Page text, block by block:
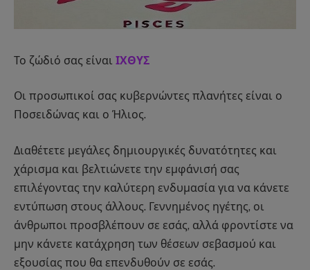
Το ζώδιό σας είναι ΙΧΘΥΣ
Οι προσωπικοί σας κυβερνώντες πλανήτες είναι ο
Ποσειδώνας και ο Ήλιος.
Διαθέτετε μεγάλες δημιουργικές δυνατότητες και
χάρισμα και βελτιώνετε την εμφάνισή σας
επιλέγοντας την καλύτερη ενδυμασία για να κάνετε
εντύπωση στους άλλους. Γεννημένος ηγέτης, οι
άνθρωποι προσβλέπουν σε εσάς, αλλά φροντίστε να
μην κάνετε κατάχρηση των θέσεων σεβασμού και
εξουσίας που θα επενδυθούν σε εσάς.